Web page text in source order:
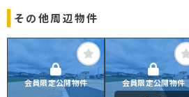
その他周辺物件
会員限定公開物件 会員限定公開物件